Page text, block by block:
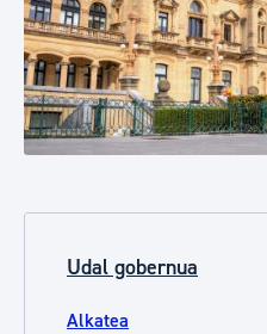
Udal gobernua
Alkatea